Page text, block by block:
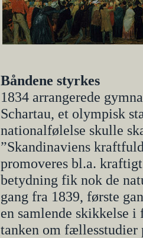
Båndene styrkes
1834 arrangerede
Schartau, et olympisk
nationalfølelse skulle
”Skandinaviens
promoveres bl.a.
betydning fik nok de
gang fra 1839, første
en samlende skikkelse
tanken om fællesstudier